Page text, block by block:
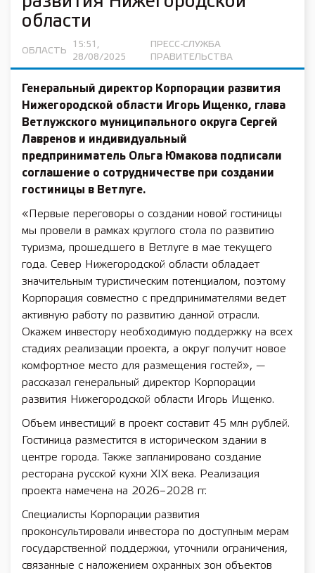
области
ОБЛАСТЬ
15:51,
28/08/2025
ПРЕСС-СЛУЖБА
ПРАВИТЕЛЬСТВА
Генеральный директор Корпорации развития
Нижегородской области Игорь Ищенко, глава
Ветлужского муниципального округа Сергей
Лавренов и индивидуальный
предприниматель Ольга Юмакова подписали
соглашение о сотрудничестве при создании
гостиницы в Ветлуге.
«Первые переговоры о создании новой гостиницы
мы провели в рамках круглого стола по развитию
туризма, прошедшего в Ветлуге в мае текущего
года. Север Нижегородской области обладает
значительным туристическим потенциалом, поэтому
Корпорация совместно с предпринимателями ведет
активную работу по развитию данной отрасли.
Окажем инвестору необходимую поддержку на всех
стадиях реализации проекта, а округ получит новое
комфортное место для размещения гостей», —
рассказал генеральный директор Корпорации
развития Нижегородской области Игорь Ищенко.
Объем инвестиций в проект составит 45 млн рублей.
Гостиница разместится в историческом здании в
центре города. Также запланировано создание
ресторана русской кухни XIX века. Реализация
проекта намечена на 2026–2028 гг.
Специалисты Корпорации развития
проконсультировали инвестора по доступным мерам
государственной поддержки, уточнили ограничения,
связанные с наложением охранных зон объектов